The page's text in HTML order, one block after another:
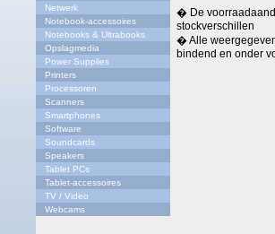
Netwerk
Notebook-accessoires
Notebooks & Ultrabooks
Opslagmedia
Power Supplies
Printers
Processoren
Scanners
Smartphones
Software
Soundcards
Speakers
Tablet PCs
Tablet-accessoires
TV / Video
Webcams
� De
stockverschillen
� Alle
bindend en onder